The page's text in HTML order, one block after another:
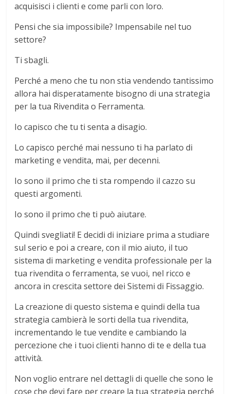
acquisisci i clienti e come parli con loro.
Pensi che sia impossibile? Impensabile nel tuo
settore?
Ti sbagli.
Perché a meno che tu non stia vendendo tantissimo
allora hai disperatamente bisogno di una strategia
per la tua Rivendita o Ferramenta.
Io capisco che tu ti senta a disagio.
Lo capisco perché mai nessuno ti ha parlato di
marketing e vendita, mai, per decenni.
Io sono il primo che ti sta rompendo il cazzo su
questi argomenti.
Io sono il primo che ti può aiutare.
Quindi svegliati! E decidi di iniziare prima a studiare
sul serio e poi a creare, con il mio aiuto, il tuo
sistema di marketing e vendita professionale per la
tua rivendita o ferramenta, se vuoi, nel ricco e
ancora in crescita settore dei Sistemi di Fissaggio.
La creazione di questo sistema e quindi della tua
strategia cambierà le sorti della tua rivendita,
incrementando le tue vendite e cambiando la
percezione che i tuoi clienti hanno di te e della tua
attività.
Non voglio entrare nel dettagli di quelle che sono le
cose che devi fare per creare la tua strategia perché